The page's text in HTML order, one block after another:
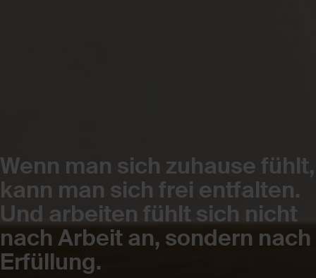
Wenn man sich zuhause fühlt,
kann man sich frei entfalten.
Und arbeiten fühlt sich nicht
nach Arbeit an, sondern nach
Erfüllung.